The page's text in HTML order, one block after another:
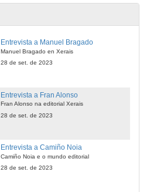
Entrevista a Manuel Bragado
Manuel Bragado en Xerais
28 de set. de 2023
Entrevista a Fran Alonso
Fran Alonso na editorial Xerais
28 de set. de 2023
Entrevista a Camiño Noia
Camiño Noia e o mundo editorial
28 de set. de 2023